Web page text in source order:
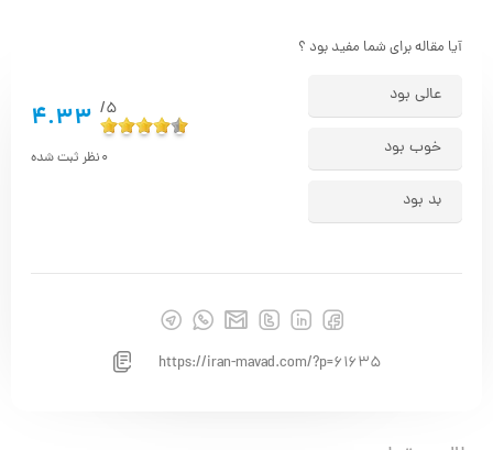
آیا مقاله برای شما مفید بود ؟
عالی بود
خوب بود
بد بود
5/
4.33
0نظر ثبت شده
https://iran-mavad.com/?p=61635